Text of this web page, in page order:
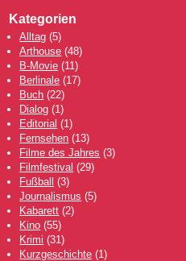
Kategorien
Alltag (5)
Arthouse (48)
B-Movie (11)
Berlinale (17)
Buch (22)
Dialog (1)
Editorial (1)
Fernsehen (13)
Filme des Jahres (3)
Filmfestival (29)
Fußball (3)
Journalismus (5)
Kabarett (2)
Kino (55)
Krimi (31)
Kurzgeschichte (1)